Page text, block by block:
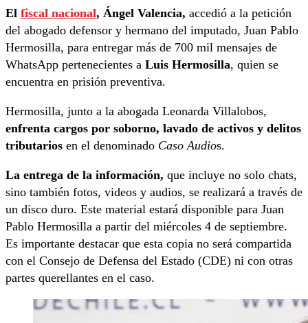
El fiscal nacional, Ángel Valencia, accedió a la petición
del abogado defensor y hermano del imputado, Juan Pablo
Hermosilla, para entregar más de 700 mil mensajes de
WhatsApp pertenecientes a Luis Hermosilla, quien se
encuentra en prisión preventiva.
Hermosilla, junto a la abogada Leonarda Villalobos,
enfrenta cargos por soborno, lavado de activos y delitos
tributarios en el denominado Caso Audios.
La entrega de la información, que incluye no solo chats,
sino también fotos, videos y audios, se realizará a través de
un disco duro. Este material estará disponible para Juan
Pablo Hermosilla a partir del miércoles 4 de septiembre.
Es importante destacar que esta copia no será compartida
con el Consejo de Defensa del Estado (CDE) ni con otras
partes querellantes en el caso.